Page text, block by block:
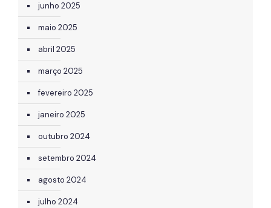
junho 2025
maio 2025
abril 2025
março 2025
fevereiro 2025
janeiro 2025
outubro 2024
setembro 2024
agosto 2024
julho 2024